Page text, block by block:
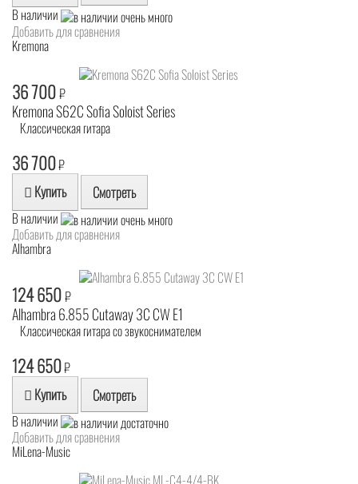
В наличии
Добавить для сравнения
Kremona
36 700₽
Kremona S62C Sofia Soloist Series
Классическая гитара
36 700₽
Купить Смотреть
В наличии
Добавить для сравнения
Alhambra
124 650₽
Alhambra 6.855 Cutaway 3C CW E1
Классическая гитара со звукоснимателем
124 650₽
Купить Смотреть
В наличии
Добавить для сравнения
MiLena-Music